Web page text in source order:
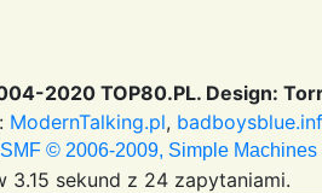
2020 TOP80.PL. Design:
ModernTalking.pl,
SMF © 2006-2009, Simple Machines
3.15 sekund z 24 zapytaniami.